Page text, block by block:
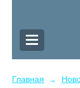
Главная →